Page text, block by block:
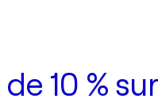
10 %